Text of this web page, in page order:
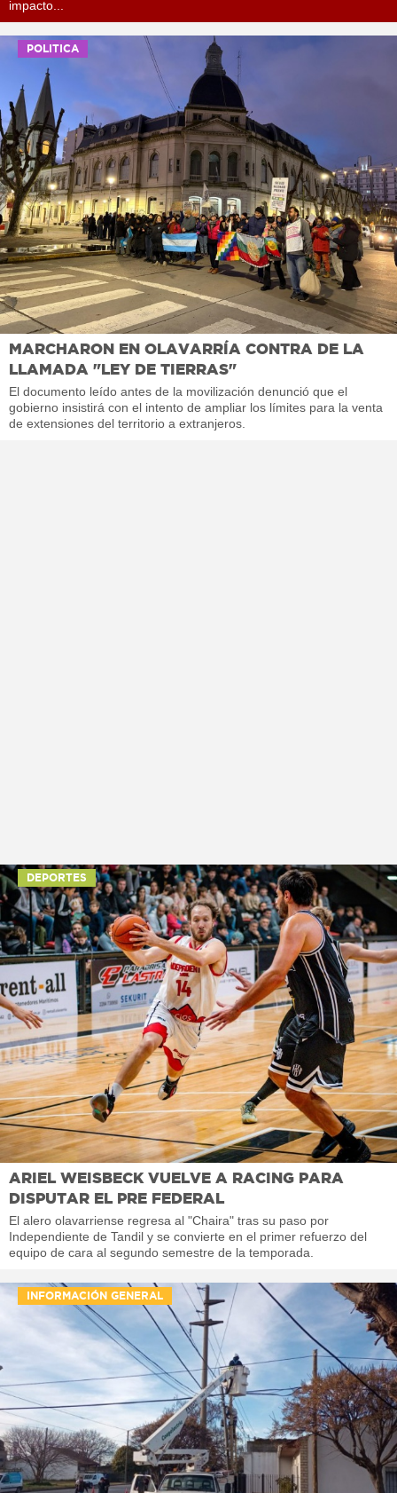
impacto...
POLITICA
MARCHARON EN OLAVARRÍA CONTRA DE LA
LLAMADA "LEY DE TIERRAS"
El documento leído antes de la movilización denunció que el
gobierno insistirá con el intento de ampliar los límites para la venta
de extensiones del territorio a extranjeros.
DEPORTES
ARIEL WEISBECK VUELVE A RACING PARA
DISPUTAR EL PRE FEDERAL
El alero olavarriense regresa al "Chaira" tras su paso por
Independiente de Tandil y se convierte en el primer refuerzo del
equipo de cara al segundo semestre de la temporada.
INFORMACIÓN GENERAL